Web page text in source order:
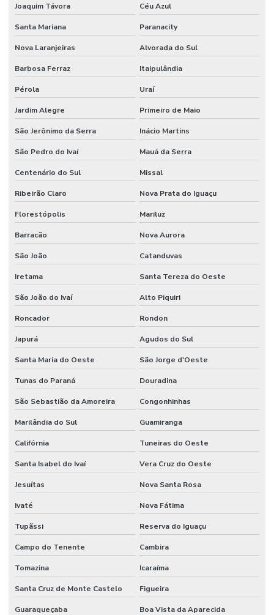
Joaquim Távora Céu Azul
Santa Mariana Paranacity
Nova Laranjeiras Alvorada do Sul
Barbosa Ferraz Itaipulândia
Pérola Uraí
Jardim Alegre Primeiro de Maio
São Jerônimo da Serra Inácio Martins
São Pedro do Ivaí Mauá da Serra
Centenário do Sul Missal
Ribeirão Claro Nova Prata do Iguaçu
Florestópolis Mariluz
Barracão Nova Aurora
São João Catanduvas
Iretama Santa Tereza do Oeste
São João do Ivaí Alto Piquiri
Roncador Rondon
Japurá Agudos do Sul
Santa Maria do Oeste São Jorge d'Oeste
Tunas do Paraná Douradina
São Sebastião da Amoreira Congonhinhas
Marilândia do Sul Guamiranga
Califórnia Tuneiras do Oeste
Santa Isabel do Ivaí Vera Cruz do Oeste
Jesuítas Nova Santa Rosa
Ivaté Nova Fátima
Tupãssi Reserva do Iguaçu
Campo do Tenente Cambira
Tomazina Icaraíma
Santa Cruz de Monte Castelo Figueira
Guaraqueçaba Boa Vista da Aparecida